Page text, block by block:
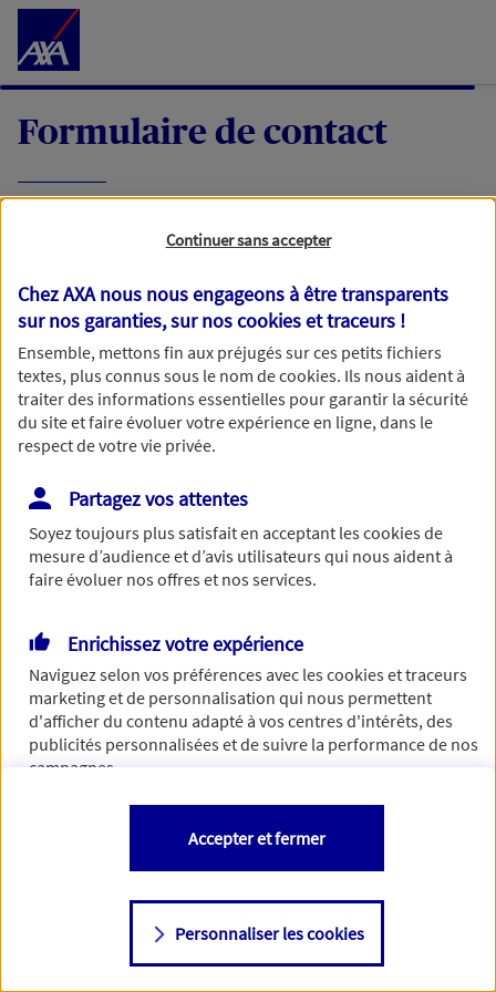
Accéder au Contenu
Formulaire de contact
demande, nous vous répondrons dans les
meilleurs délais par mail ou par téléphone.
Votre message :
Vous disposez de droits sur les informations vous concernant. Pour
plus d’informations,cliquez ici.
Continuer sans accepter
Chez AXA nous nous engageons à être transparents
sur nos garanties, sur noscookies et traceurs !
Ensemble, mettons fin aux préjugés sur ces petits fichiers
textes, plus connus sous le nom decookies. Ils nous aident à
traiter des informations essentielles pour garantir la sécurité
du site et faire évoluer votre expérience en ligne, dans le
respect de votre vie privée.
Partagez vos attentes
Soyez toujours plus satisfait en acceptant lescookiesde
mesure d’audience et d’avis utilisateurs qui nous aident à
faire évoluer nos offres et nos services.
Enrichissez votre expérience
Naviguez selon vos préférences avec lescookies et traceurs
marketing et de personnalisation qui nous permettent
d'afficher du contenu adapté à vos centres d'intérêts, des
publicités personnalisées et de suivre la performance de nos
campagnes.
Vous êtes libre de les accepter, de les refuser comme de
changer d'avis à tout moment en allant sur
Consulter notre politique decookies
Personnaliser les cookies
Accepter et fermer